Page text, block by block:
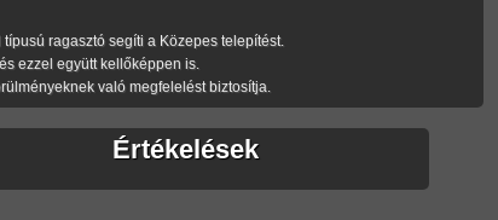
ragasztó segíti a Közepes telepítést.
ezzel együtt kellőképpen is.
való megfelelést biztosítja.
Értékelések